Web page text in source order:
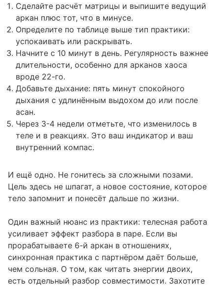
Сделайте расчёт матрицы и выпишите ведущий
аркан плюс тот, что в минусе.
Определите по таблице выше тип практики:
успокаивать или раскрывать.
Начните с 10 минут в день. Регулярность важнее
длительности, особенно для арканов хаоса
вроде 22-го.
Добавьте дыхание: пять минут спокойного
дыхания с удлинённым выдохом до или после
асан.
Через 3-4 недели отметьте, что изменилось в
теле и в реакциях. Это ваш индикатор и ваш
внутренний компас.
И ещё одно. Не гонитесь за сложными позами.
Цель здесь не шпагат, а новое состояние, которое
тело запомнит и понесёт дальше по жизни.
Один важный нюанс из практики: телесная работа
усиливает эффект разбора в паре. Если вы
прорабатываете 6-й аркан в отношениях,
синхронная практика с партнёром даёт больше,
чем сольная. О том, как читать энергии двоих,
есть отдельный разбор совместимости. Захотите